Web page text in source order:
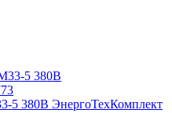
5 380В ЭнергоТехКомплект